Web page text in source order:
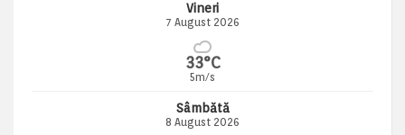
Vineri
7 August 2026
33°C
5m/s
Sâmbătă
8 August 2026